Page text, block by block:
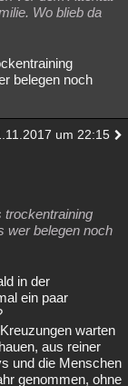
Wo blieb da
belegen noch
um 22:15
trockentraining
wer belegen noch
in der
ein paar
warten
aus reiner
und die Menschen
genommen, ohne